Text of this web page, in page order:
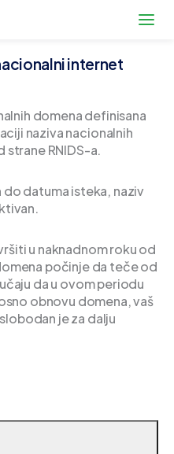
internet
domena definisana
naziva nacionalnih
RNIDS-a.
datuma isteka, naziv
u naknadnom roku od
počinje da teče od
da u ovom periodu
obnovu domena, vaš
je za dalju